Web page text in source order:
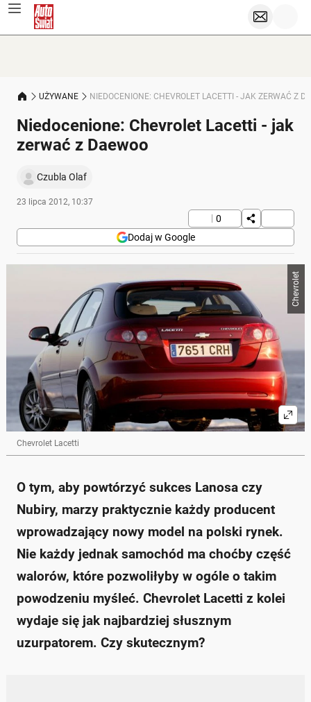
UŻYWANE NIEDOCENIONE: CHEVROLET LACETTI - JAK ZERWAĆ Z
Niedocenione: Chevrolet Lacetti - jak
zerwać z Daewoo
Czubla Olaf
23 lipca 2012, 10:37
0
Dodaj w Google
Chevrolet
Chevrolet Lacetti
O tym, aby powtórzyć sukces Lanosa czy
Nubiry, marzy praktycznie każdy producent
wprowadzający nowy model na polski rynek.
Nie każdy jednak samochód ma choćby część
walorów, które pozwoliłyby w ogóle o takim
powodzeniu myśleć. Chevrolet Lacetti z kolei
wydaje się jak najbardziej słusznym
uzurpatorem. Czy skutecznym?